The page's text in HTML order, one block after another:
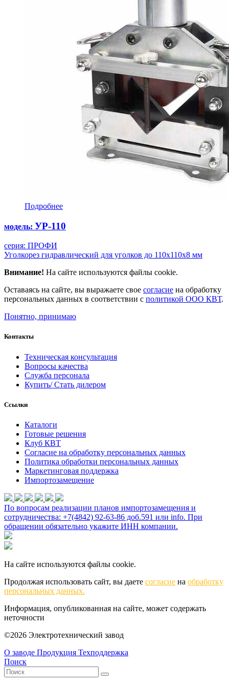
Подробнее
модель: УР-110
серия: ПРОФИ
Уголкорез гидравлический для уголков до 110х110х8 мм
Внимание! На сайте используются файлы cookie.
Оставаясь на сайте, вы выражаете свое согласие на обработку
персональных данных в соответствии с политикой ООО КВТ.
Понятно, принимаю
Контакты
Техническая консультация
Вопросы качества
Служба персонала
Купить/ Стать дилером
Ссылки
Каталоги
Готовые решения
Клуб КВТ
Согласие на обработку персональных данных
Политика обработки персональных данных
Маркетинговая поддержка
Импортозамещение
По вопросам реализации планов импортозамещения и
сотрудничества: +7(4842) 92-63-86 доб.591 или info. При
обращении обязательно укажите ИНН компании.
На сайте используются файлы cookie.
Продолжая использовать сайт, вы даете согласие на обработку
персональных данных.
Информация, опубликованная на сайте, может содержать
неточности
©2026 Электротехнический завод
О заводе Продукция Техподдержка
Поиск